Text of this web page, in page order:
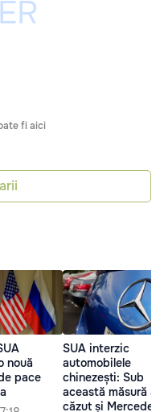
fi aici
nouă
pace
SUA interzic
automobilele
chinezești: Sub
această măsură a
căzut și Mercedes